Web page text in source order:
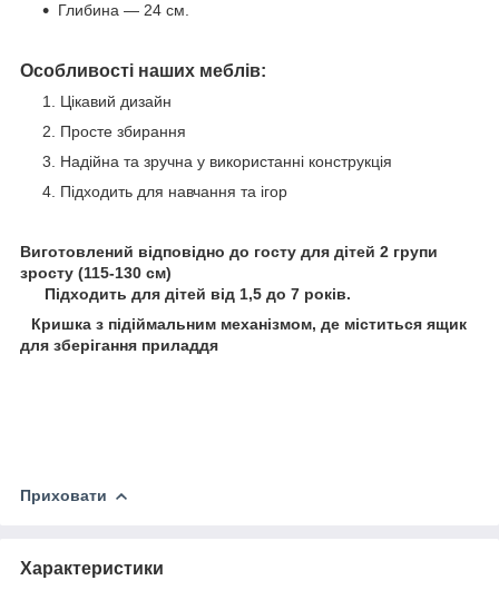
Глибина — 24 см.
Особливості наших меблів:
Цікавий дизайн
Просте збирання
Надійна та зручна у використанні конструкція
Підходить для навчання та ігор
Виготовлений відповідно до госту для дітей 2 групи
зросту (115-130 см)
⠀ Підходить для дітей від 1,5 до 7 років.
⠀Кришка з підіймальним механізмом, де міститься ящик
для зберігання приладдя
Приховати
Характеристики